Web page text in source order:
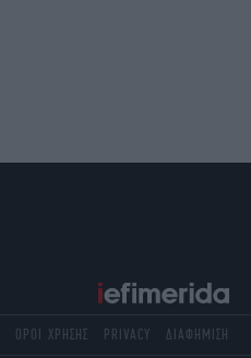
ΟΡΟΙ ΧΡΗΣΗΣ PRIVACY ΔΙΑΦΗΜΙΣΗ